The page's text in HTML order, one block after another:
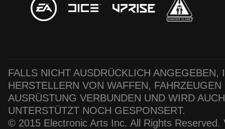
FALLS NICHT AUSDRÜCKLICH
HERSTELLERN VON WAFFEN,
AUSRÜSTUNG VERBUNDEN UND WIRD
UNTERSTÜTZT NOCH GESPONSERT.
© 2015 Electronic Arts Inc. All Rights